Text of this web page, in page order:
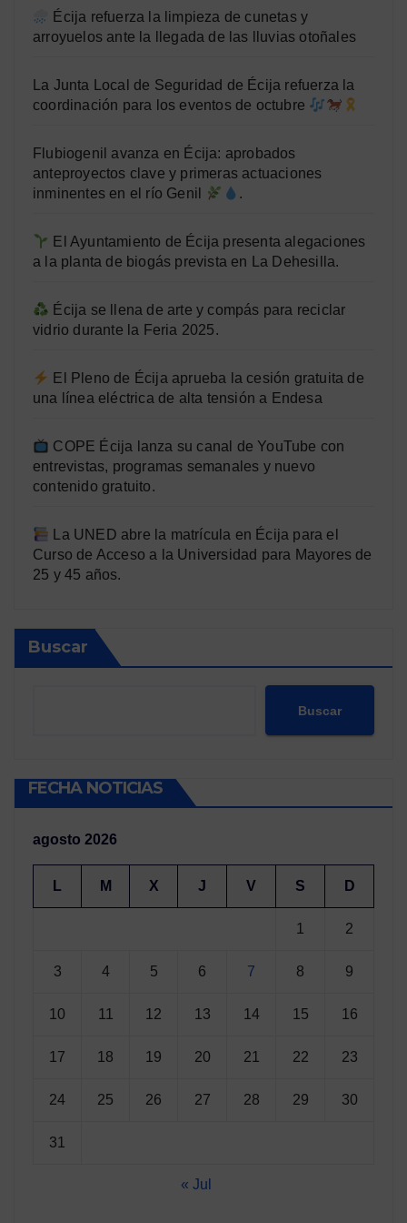
Écija refuerza la limpieza de cunetas y
arroyuelos ante la llegada de las lluvias otoñales
La Junta Local de Seguridad de Écija refuerza la
coordinación para los eventos de octubre
Flubiogenil avanza en Écija: aprobados
anteproyectos clave y primeras actuaciones
inminentes en el río Genil
.
El Ayuntamiento de Écija presenta alegaciones
a la planta de biogás prevista en La Dehesilla.
Écija se llena de arte y compás para reciclar
vidrio durante la Feria 2025.
El Pleno de Écija aprueba la cesión gratuita de
una línea eléctrica de alta tensión a Endesa
COPE Écija lanza su canal de YouTube con
entrevistas, programas semanales y nuevo
contenido gratuito.
La UNED abre la matrícula en Écija para el
Curso de Acceso a la Universidad para Mayores de
25 y 45 años.
Buscar
Buscar
FECHA NOTICIAS
agosto 2026
L M X J V S D
1 2
3 4 5 6 7 8 9
10 11 12 13 14 15 16
17 18 19 20 21 22 23
24 25 26 27 28 29 30
31
« Jul